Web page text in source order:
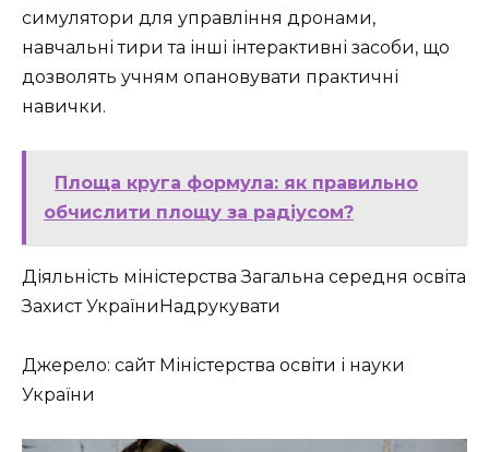
симулятори для управління дронами,
навчальні тири та інші інтерактивні засоби, що
дозволять учням опановувати практичні
навички.
Площа круга формула: як правильно
обчислити площу за радіусом?
Діяльність міністерства Загальна середня освіта
Захист УкраїниНадрукувати
Джерело: сайт Міністерства освіти і науки
України ​